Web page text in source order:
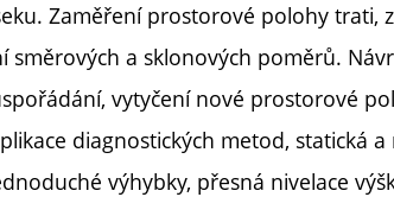
Zaměření prostorové polohy trati,
směrových a sklonových poměrů.
vytyčení nové prostorové
diagnostických metod, statická a
výhybky, přesná nivelace